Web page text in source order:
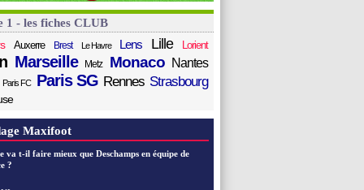
1 - les fiches CLUB
Auxerre Brest Le Havre Lens Lille Lorient
Marseille Metz Monaco Nantes
Paris FC Paris SG Rennes Strasbourg
Maxifoot
va t-il faire mieux que Deschamps en équipe de
?